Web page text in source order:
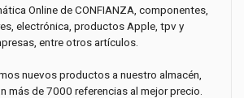
Online de CONFIANZA, componentes,
electrónica, productos Apple, tpv y
entre otros artículos.
nuevos productos a nuestro almacén,
más de 7000 referencias al mejor precio.